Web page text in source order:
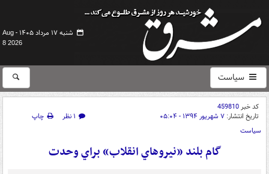
شنبه ۱۷ مرداد ۱۴۰۵ -
Aug
8 2026
سیاست
کد خبر459810
تاریخ انتشار: ۷ شهریور ۱۳۹۴ - ۰۵:۰۴ ۱ نظر
چاپ
سیاست
گام بلند «نيروهاي انقلاب» براي وحدت